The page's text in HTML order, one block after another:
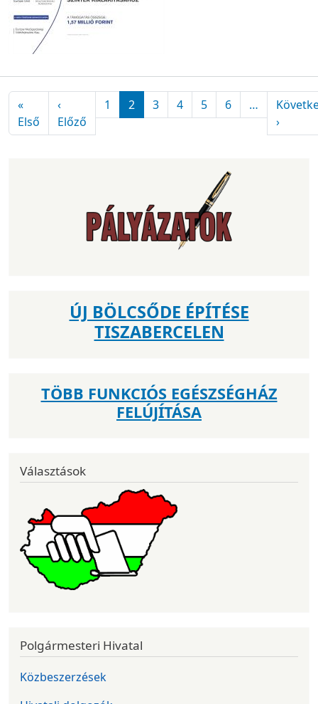
Oldalszámozás
«
Első Első oldal
‹
Előző Előző oldal
1 2 3 4 5 6 …
›
ÚJ BÖLCSŐDE ÉPÍTÉSE
TISZABERCELEN
TÖBB FUNKCIÓS EGÉSZSÉGHÁZ
FELÚJÍTÁSA
Választások
Polgármesteri Hivatal
Közbeszerzések